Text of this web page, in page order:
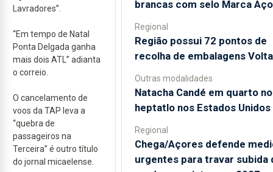
Lavradores”.
“Em tempo de Natal
Ponta Delgada ganha
mais dois ATL” adianta
o correio.
O cancelamento de
voos da TAP leva a
“quebra de
passageiros na
Terceira” é outro título
do jornal micaelense.
brancas com selo Marca
Regional
Região possui 72 pontos de
recolha de embalagens Volta
Outras modalidades
Natacha Candé em quarto no
heptatlo nos Estados Unidos
Regional
Chega/Açores defende
urgentes para travar subida